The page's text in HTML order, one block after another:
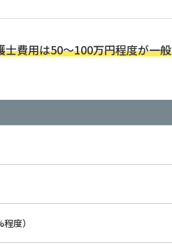
費用は50～100万円程度が一般
度）